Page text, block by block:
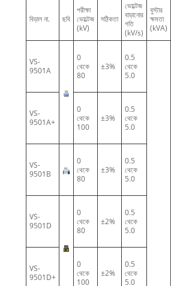
বিড়াল না. ছবি
পরীক্ষা
ভোল্টেজ
(kV)
সঠিকতা
ভোল্টেজ
বাড়ানোর
গতি
(kV/s)
বুস্টার
ক্ষমতা
(kVA)
VS-
9501A
0
থেকে
80
±3%
0.5
থেকে
5.0
VS-
9501A+
0
থেকে
100
±3%
0.5
থেকে
5.0
VS-
9501B
0
থেকে
80
±3%
0.5
থেকে
5.0
VS-
9501D
0
থেকে
80
±2%
0.5
থেকে
5.0
VS-
9501D+
0
থেকে
100
±2%
0.5
থেকে
5.0